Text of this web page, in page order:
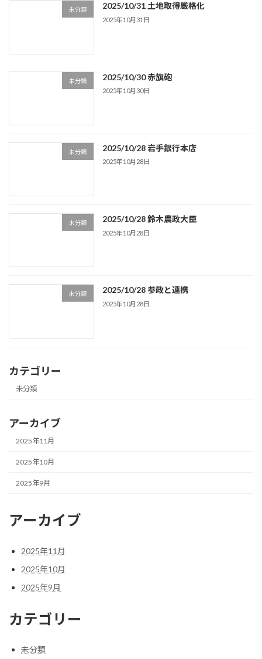
未分類 2025/10/31 土地取得厳格化
2025年10月31日
未分類 2025/10/30 赤旗砲
2025年10月30日
未分類 2025/10/28 岩手銀行本店
2025年10月28日
未分類 2025/10/28 鈴木農政大臣
2025年10月28日
未分類 2025/10/28 参政と連携
2025年10月28日
カテゴリー
未分類
アーカイブ
2025年11月
2025年10月
2025年9月
アーカイブ
2025年11月
2025年10月
2025年9月
カテゴリー
未分類